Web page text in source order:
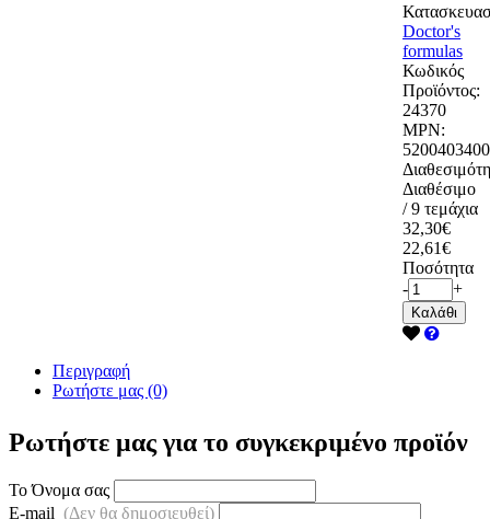
Doctor's
formulas
Κωδικός
Προϊόντος:
24370
MPN:
Διαθέσιμο
/ 9 τεμάχια
32,30€
22,61€
Ποσότητα
-
+
Καλάθι
Περιγραφή
Ρωτήστε μας (0)
Ρωτήστε μας για το συγκεκριμένο προϊόν
Το Όνομα σας
E-mail (Δεν θα δημοσιευθεί)